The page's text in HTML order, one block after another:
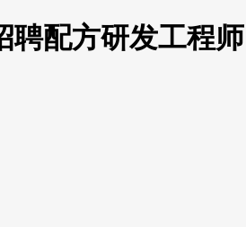
聘配方研发工程师